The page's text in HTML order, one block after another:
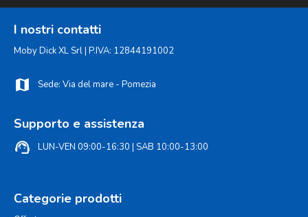
I nostri contatti
Moby Dick XL Srl | P.IVA: 12844191002
map Sede: Via del mare - Pomezia
Supporto e assistenza
support_agent LUN-VEN 09:00-16:30 | SAB 10:00-13:00
Categorie prodotti